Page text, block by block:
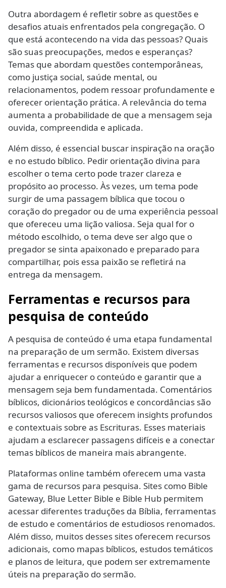
Outra abordagem é refletir sobre as questões e
desafios atuais enfrentados pela congregação. O
que está acontecendo na vida das pessoas? Quais
são suas preocupações, medos e esperanças?
Temas que abordam questões contemporâneas,
como justiça social, saúde mental, ou
relacionamentos, podem ressoar profundamente e
oferecer orientação prática. A relevância do tema
aumenta a probabilidade de que a mensagem seja
ouvida, compreendida e aplicada.
Além disso, é essencial buscar inspiração na oração
e no estudo bíblico. Pedir orientação divina para
escolher o tema certo pode trazer clareza e
propósito ao processo. Às vezes, um tema pode
surgir de uma passagem bíblica que tocou o
coração do pregador ou de uma experiência pessoal
que ofereceu uma lição valiosa. Seja qual for o
método escolhido, o tema deve ser algo que o
pregador se sinta apaixonado e preparado para
compartilhar, pois essa paixão se refletirá na
entrega da mensagem.
Ferramentas e recursos para
pesquisa de conteúdo
A pesquisa de conteúdo é uma etapa fundamental
na preparação de um sermão. Existem diversas
ferramentas e recursos disponíveis que podem
ajudar a enriquecer o conteúdo e garantir que a
mensagem seja bem fundamentada. Comentários
bíblicos, dicionários teológicos e concordâncias são
recursos valiosos que oferecem insights profundos
e contextuais sobre as Escrituras. Esses materiais
ajudam a esclarecer passagens difíceis e a conectar
temas bíblicos de maneira mais abrangente.
Plataformas online também oferecem uma vasta
gama de recursos para pesquisa. Sites como Bible
Gateway, Blue Letter Bible e Bible Hub permitem
acessar diferentes traduções da Bíblia, ferramentas
de estudo e comentários de estudiosos renomados.
Além disso, muitos desses sites oferecem recursos
adicionais, como mapas bíblicos, estudos temáticos
e planos de leitura, que podem ser extremamente
úteis na preparação do sermão.